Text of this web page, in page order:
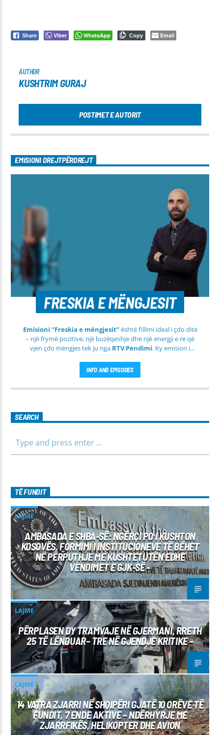
Share Viber WhatsApp Copy Email
AUTHOR
KUSHTRIM GURAJ
POSTIMET E AUTORIT
EMISIONI DREJTPËRDREJT
FRESKIA E MËNGJESIT
Emisioni “Freskia e mëngjesit”është fillimi ideal i çdo dite
– një frymë pozitive, një buzëqeshje dhe një energji e re që
vjen çdo mëngjes tek ju nga RTV Pendimi. Ky emision i
informues dhe më të ngrohtë, duke ju shoqëruar në orët e
para të ditës me përmbajtje të larmishme dhe të dobishme
për të gjithë familjen.
INFO AND EPISODES
SEARCH
TË FUNDIT
LAJME
AMBASADA E SHBA-SË: NGËRÇI PO I KUSHTON
KOSOVËS, FORMIMI I INSTITUCIONEVE TË BËHET
NË PËRPUTHJE ME KUSHTETUTËN EDHE
VENDIMET E GJK-SË –
LAJME
PËRPLASEN DY TRAMVAJE NË GJERMANI, RRETH
25 TË LËNDUAR– TRE NË GJENDJE KRITIKE –
LAJME
14 VATRA ZJARRI NË SHQIPËRI GJATË 10 ORËVE TË
FUNDIT, 7 ENDE AKTIVE – NDËRHYRJE ME
ZJARRFIKËS, HELIKOPTER DHE AVION